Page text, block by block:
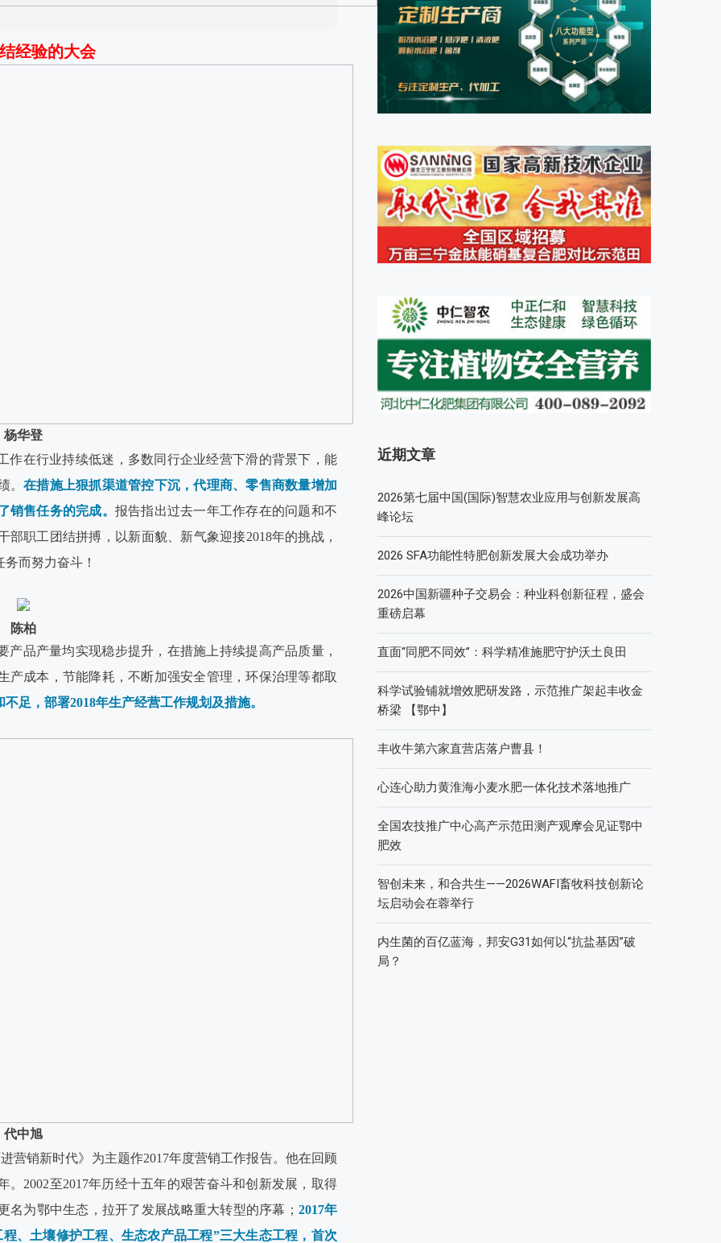
经验的大会
杨华登
作在行业持续低迷，多数同行企业经营下滑的背景下，能
。在措施上狠抓渠道管控下沉，代理商、零售商数量增加
销售任务的完成。 报告指出过去一年工作存在的问题和不
职工团结拼搏，以新面貌、新气象迎接2018年的挑战，
而努力奋斗！
陈柏
产品产量均实现稳步提升，在措施上持续提高产品质量，
产成本，节能降耗，不断加强安全管理，环保治理等都取
足，部署2018年生产经营工作规划及措施。
代中旭
营销新时代》为主题作2017年度营销工作报告。他在回顾
2002至2017年历经十五年的艰苦奋斗和创新发展，取得
名为鄂中生态，拉开了发展战略重大转型的序幕； 2017年
、土壤修护工程、生态农产品工程”三大生态工程，首次
近期文章
2026第七届中国(国际)智慧农业应用与创新发展高
峰论坛
2026 SFA功能性特肥创新发展大会成功举办
2026中国新疆种子交易会：种业科创新征程，盛会
重磅启幕
直面“同肥不同效”：科学精准施肥守护沃土良田
科学试验铺就增效肥研发路，示范推广架起丰收金
桥梁 【鄂中】
丰收牛第六家直营店落户曹县！
心连心助力黄淮海小麦水肥一体化技术落地推广
全国农技推广中心高产示范田测产观摩会见证鄂中
肥效
智创未来，和合共生——2026WAFI畜牧科技创新论
坛启动会在蓉举行
内生菌的百亿蓝海，邦安G31如何以“抗盐基因”破
局？